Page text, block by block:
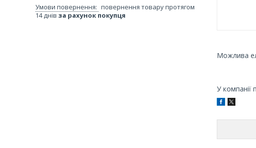
У компанії
повернення товару протягом
14 днів за рахунок покупця